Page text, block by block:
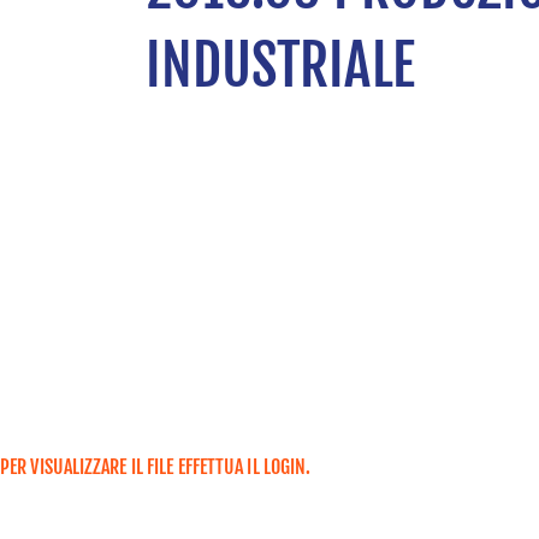
INDUSTRIALE
PER VISUALIZZARE IL FILE EFFETTUA IL LOGIN.